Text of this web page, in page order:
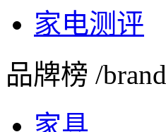
家电测评
品牌榜 /brand
家具